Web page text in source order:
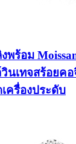
งพร้อม
นเทจสร้อยคอ
ครื่องประดับ